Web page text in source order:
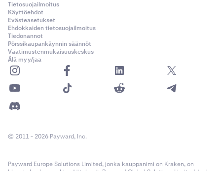
Tietosuojailmoitus
Käyttöehdot
Evästeasetukset
Ehdokkaiden tietosuojailmoitus
Tiedonannot
Pörssikaupankäynnin säännöt
Vaatimustenmukaisuuskeskus
Älä myy/jaa
© 2011 - 2026 Payward, Inc.
Payward Europe Solutions Limited, jonka kauppanimi on Kraken, on